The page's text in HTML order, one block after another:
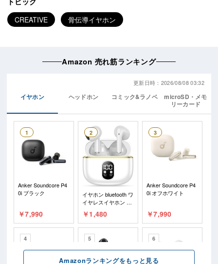
CREATIVE 骨伝導イヤホン